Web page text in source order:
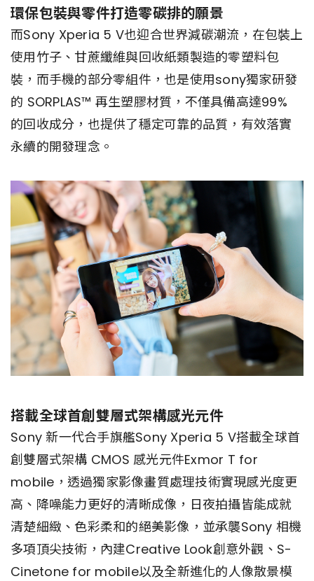
環保包裝與零件打造零碳排的願景
而Sony Xperia 5 V也迎合世界減碳潮流，在包裝上
使用竹子、甘蔗纖維與回收紙類製造的零塑料包
裝，而手機的部分零組件，也是使用sony獨家研發
的 SORPLAS™ 再生塑膠材質，不僅具備高達99%
的回收成分，也提供了穩定可靠的品質，有效落實
永續的開發理念。
搭載全球首創雙層式架構感光元件
Sony 新一代合手旗艦Sony Xperia 5 V搭載全球首
創雙層式架構 CMOS 感光元件Exmor T for
mobile，透過獨家影像畫質處理技術實現感光度更
高、降噪能力更好的清晰成像，日夜拍攝皆能成就
清楚細緻、色彩柔和的絕美影像，並承襲Sony 相機
多項頂尖技術，內建Creative Look創意外觀、S-
Cinetone for mobile以及全新進化的人像散景模